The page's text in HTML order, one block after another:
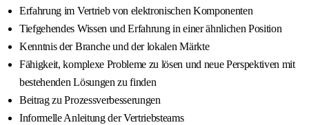
Erfahrung im Vertrieb von elektronischen Komponenten
Tiefgehendes Wissen und Erfahrung in einer ähnlichen Position
Kenntnis der Branche und der lokalen Märkte
Fähigkeit, komplexe Probleme zu lösen und neue Perspektiven mit
bestehenden Lösungen zu finden
Beitrag zu Prozessverbesserungen
Informelle Anleitung der Vertriebsteams